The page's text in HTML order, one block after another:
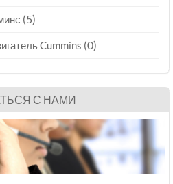
(5)
Cummins (0)
С НАМИ